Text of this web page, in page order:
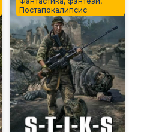
Постапокалипсис